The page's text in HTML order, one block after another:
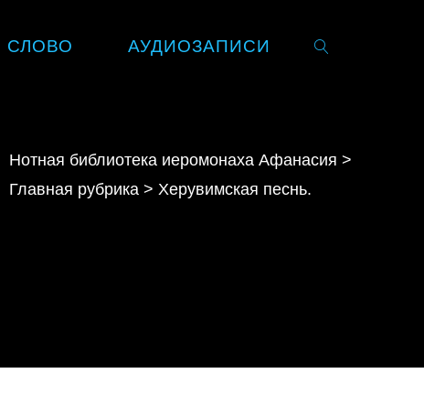
СЛОВО АУДИОЗАПИСИ
Нотная библиотека иеромонаха Афанасия >
Главная рубрика >Херувимская песнь.